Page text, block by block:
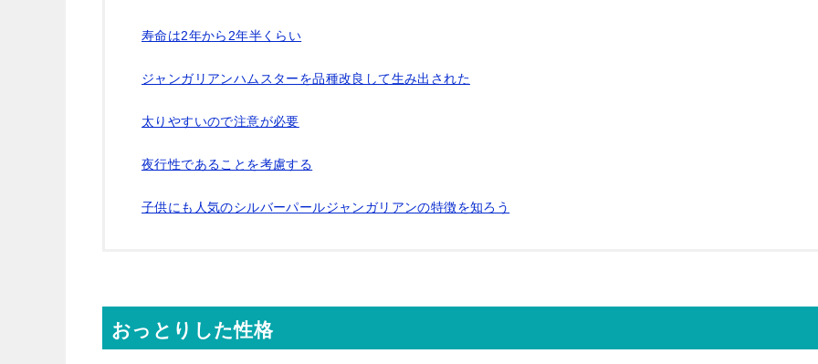
寿命は2年から2年半くらい
ジャンガリアンハムスターを品種改良して生み出された
太りやすいので注意が必要
夜行性であることを考慮する
子供にも人気のシルバーパールジャンガリアンの特徴を知ろう
おっとりした性格